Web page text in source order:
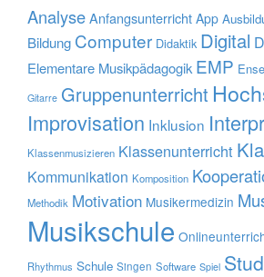
AnalyseAnfangsunterricht App
Bildung Computer Didaktik Digital
Elementare Musikpädagogik EMP
Gitarre Gruppenunterricht
Improvisation Inklusion
Klassenmusizieren Klassenunterricht
Kommunikation Komposition
Methodik Motivation Musikermedizin
Musikschule
Rhythmus Schule Singen Software Spiel